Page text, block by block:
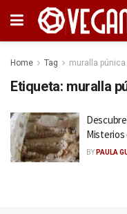
Home Tag muralla púnica
Etiqueta: muralla
Misterios
BY PAULA